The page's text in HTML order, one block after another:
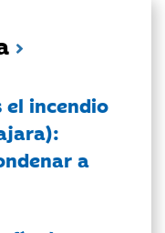
incendio
a